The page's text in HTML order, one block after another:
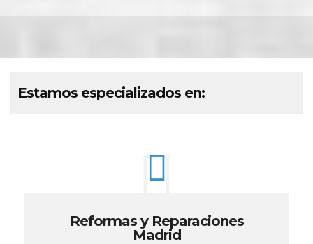
Estamos especializados en:
Reformas y Reparaciones
Madrid